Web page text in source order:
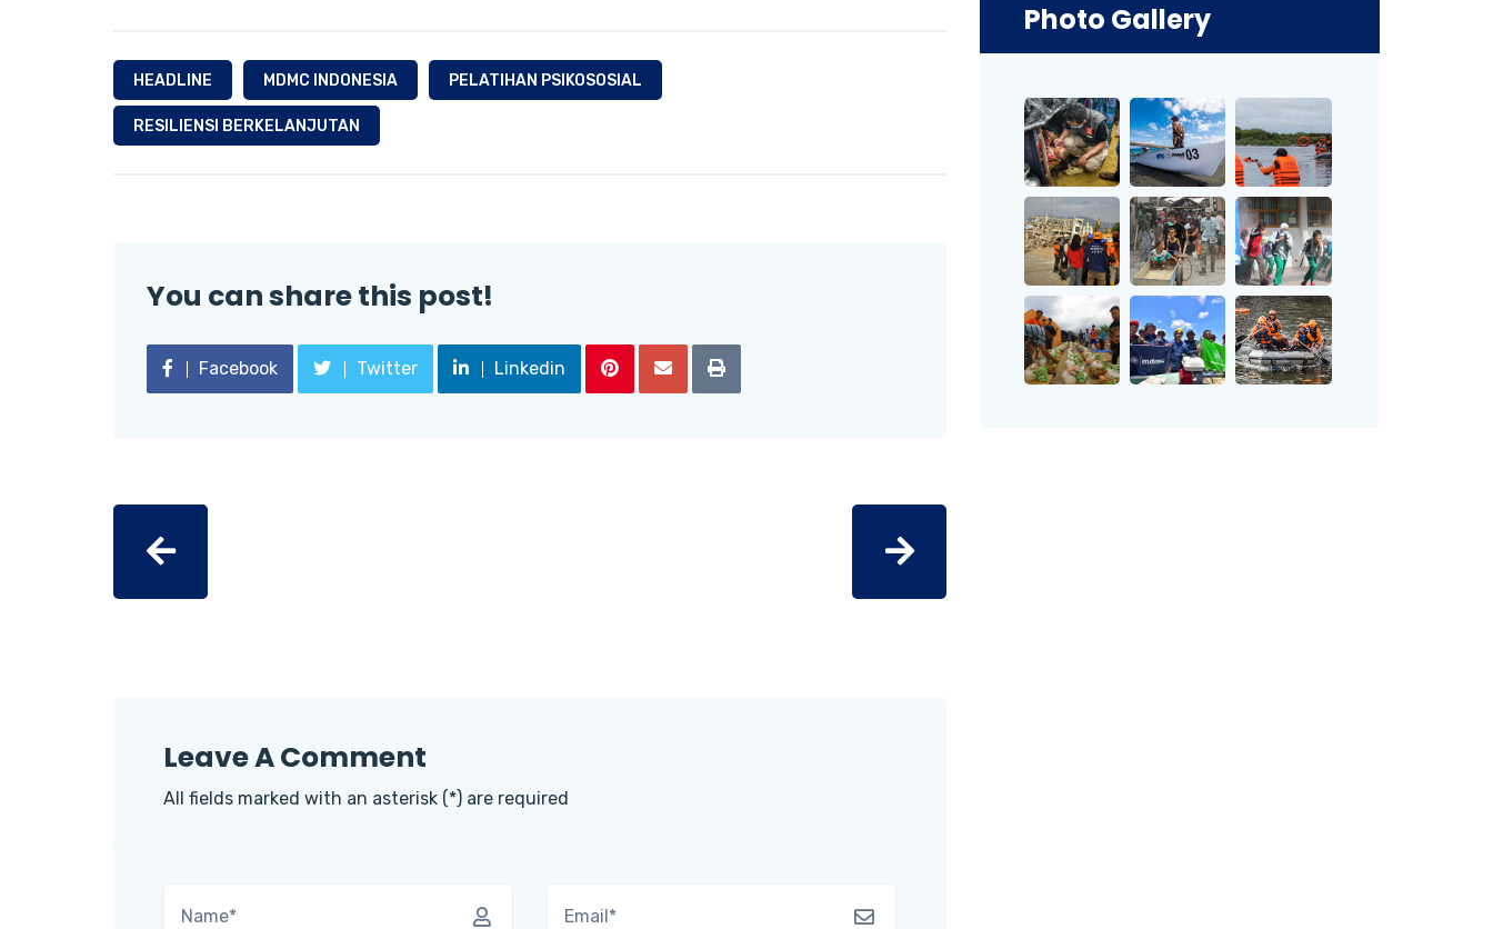
HEADLINE MDMC INDONESIA PELATIHAN PSIKOSOSIAL
RESILIENSI BERKELANJUTAN
You can share this post!
Facebook Twitter Linkedin
Leave A Comment
All fields marked with an asterisk (*) are required
Photo Gallery